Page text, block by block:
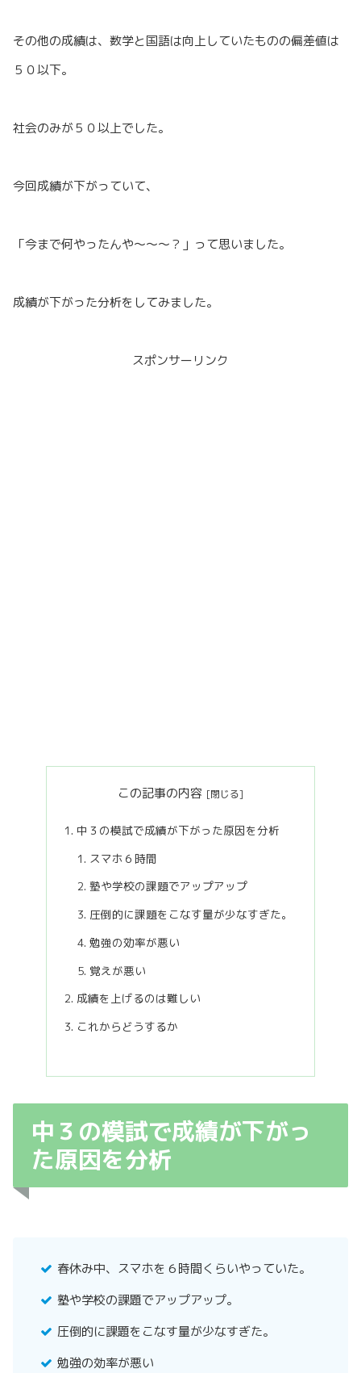
その他の成績は、数学と国語は向上していたものの偏差値は
５０以下。
社会のみが５０以上でした。
今回成績が下がっていて、
「今まで何やったんや〜〜〜？」って思いました。
成績が下がった分析をしてみました。
スポンサーリンク
この記事の内容
中３の模試で成績が下がった原因を分析
スマホ６時間
塾や学校の課題でアップアップ
圧倒的に課題をこなす量が少なすぎた。
勉強の効率が悪い
覚えが悪い
成績を上げるのは難しい
これからどうするか
中３の模試で成績が下がっ
た原因を分析
春休み中、スマホを６時間くらいやっていた。
塾や学校の課題でアップアップ。
圧倒的に課題をこなす量が少なすぎた。
勉強の効率が悪い